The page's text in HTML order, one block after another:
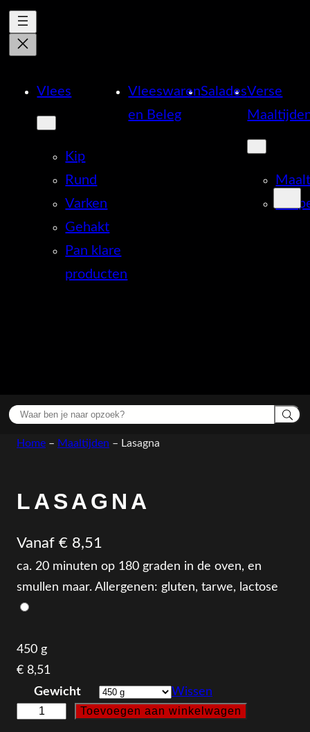
Vlees
Kip
Rund
Varken
Gehakt
Pan klare
producten
Vleeswaren
en Beleg
SaladesVerse
Home – Maaltijden – Lasagna
LASAGNA
Vanaf € 8,51
ca. 20 minuten op 180 graden in de oven, en
smullen maar. Allergenen: gluten, tarwe, lactose
450 g
€ 8,51
Gewicht
Wissen
Toevoegen aan winkelwagen